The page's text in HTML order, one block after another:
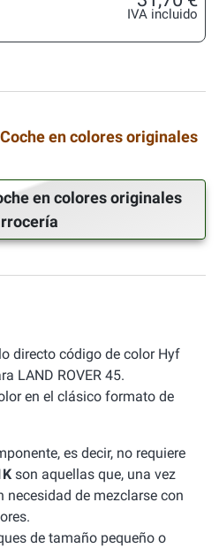
IVA incluido
en colores originales
en colores originales
directo código de color Hyf
LAND ROVER 45.
en el clásico formato de
es decir, no requiere
son aquellas que, una vez
necesidad de mezclarse con
de tamaño pequeño o